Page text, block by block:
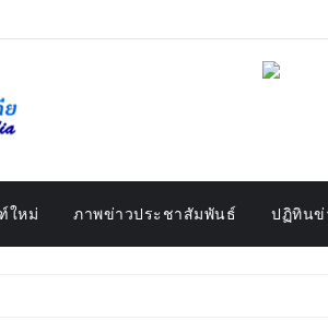
ใหม่ ภาพข่าวประชาสัมพันธ์ ปฏิทินข่